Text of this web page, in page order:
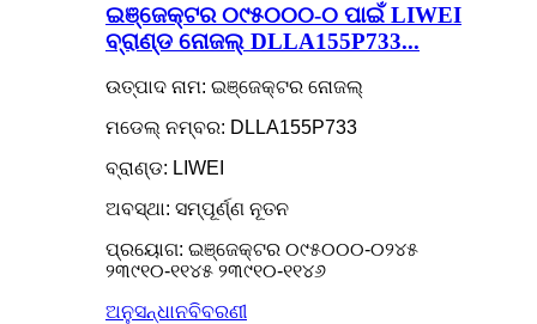
ଇଞ୍ଜେକ୍ଟର ୦୯୫୦୦୦-୦ ପାଇଁ LIWEI
ବ୍ରାଣ୍ଡ ନୋଜଲ୍ DLLA155P733...
ଉତ୍ପାଦ ନାମ: ଇଞ୍ଜେକ୍ଟର ନୋଜଲ୍
ମଡେଲ୍ ନମ୍ବର: DLLA155P733
ବ୍ରାଣ୍ଡ: LIWEI
ଅବସ୍ଥା: ସମ୍ପୂର୍ଣ୍ଣ ନୂତନ
ପ୍ରୟୋଗ: ଇଞ୍ଜେକ୍ଟର ୦୯୫୦୦୦-୦୨୪୫
୨୩୯୧୦-୧୧୪୫ ୨୩୯୧୦-୧୧୪୬
ଅନୁସନ୍ଧାନବିବରଣୀ